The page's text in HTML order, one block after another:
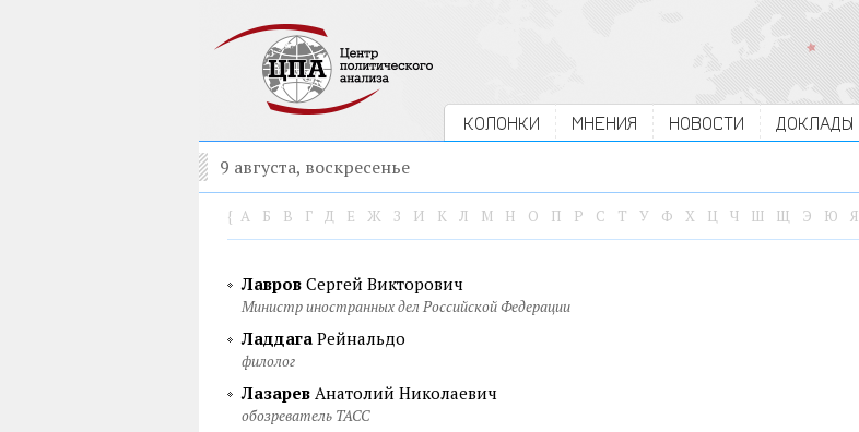
КОЛОНКИ МНЕНИЯ НОВОСТИ ДОКЛАДЫ
9 августа, воскресенье
{ А Б В Г Д Е Ж З И К Л М Н О П Р С Т У Ф Х Ц Ч Ш Щ Э Ю Я
Лавров Сергей Викторович
Министр иностранных дел Российской Федерации
Ладдага Рейнальдо
филолог
Лазарев Анатолий Николаевич
обозреватель ТАСС